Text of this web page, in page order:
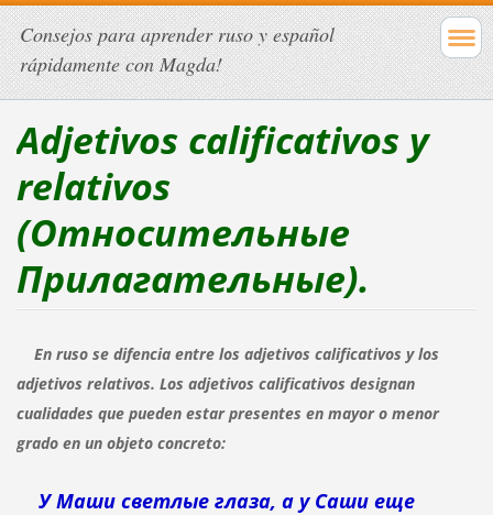
Consejos para aprender ruso y español
rápidamente con Magda!
Adjetivos calificativos y
relativos
(Относительные
Прилагательные).
En ruso se difencia entre los adjetivos calificativos y los
adjetivos relativos. Los adjetivos calificativos designan
cualidades que pueden estar presentes en mayor o menor
grado en un objeto concreto:
У Маши светлые глаза, а у Саши еще